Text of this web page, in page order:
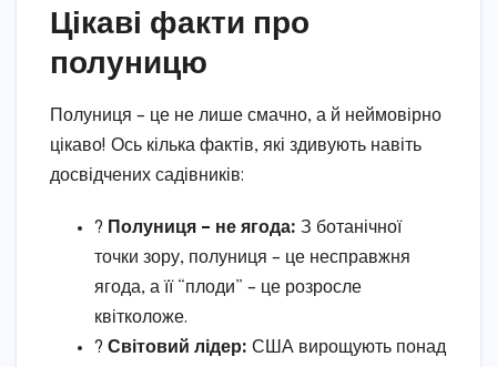
Цікаві факти про
полуницю
Полуниця – це не лише смачно, а й неймовірно
цікаво! Ось кілька фактів, які здивують навіть
досвідчених садівників:
? Полуниця – не ягода: З ботанічної
точки зору, полуниця – це несправжня
ягода, а її “плоди” – це розросле
квітколоже.
? Світовий лідер: США вирощують понад